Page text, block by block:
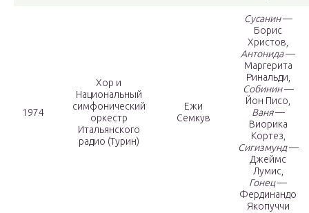
1974
Хор и
Национальный
симфонический
оркестр
Итальянского
радио (Турин)
Ежи
Семкув
Сусанин—
Борис
Христов,
Антонида—
Маргерита
Ринальди,
Собинин—
Йон Писо,
Ваня—
Виорика
Кортез,
Сигизмунд—
Джеймс
Лумис,
Гонец—
Фердинандо
Якопуччи